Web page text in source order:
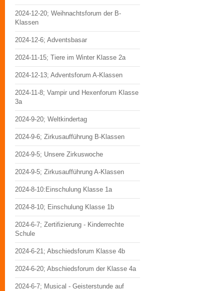
2024-12-20; Weihnachtsforum der B-
Klassen
2024-12-6; Adventsbasar
2024-11-15; Tiere im Winter Klasse 2a
2024-12-13; Adventsforum A-Klassen
2024-11-8; Vampir und Hexenforum Klasse
3a
2024-9-20; Weltkindertag
2024-9-6; Zirkusaufführung B-Klassen
2024-9-5; Unsere Zirkuswoche
2024-9-5; Zirkusaufführung A-Klassen
2024-8-10:Einschulung Klasse 1a
2024-8-10; Einschulung Klasse 1b
2024-6-7; Zertifizierung - Kinderrechte
Schule
2024-6-21; Abschiedsforum Klasse 4b
2024-6-20; Abschiedsforum der Klasse 4a
2024-6-7; Musical - Geisterstunde auf